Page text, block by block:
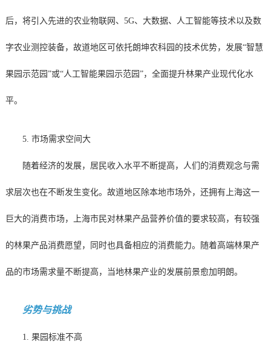
后，将引入先进的农业物联网、5G、大数据、人工智能等技术以及数
字农业测控装备，故道地区可依托朗坤农科园的技术优势，发展“智慧
果园示范园”或“人工智能果园示范园”，全面提升林果产业现代化水
平。
5. 市场需求空间大
随着经济的发展，居民收入水平不断提高，人们的消费观念与需
求层次也在不断发生变化。故道地区除本地市场外，还拥有上海这一
巨大的消费市场，上海市民对林果产品营养价值的要求较高，有较强
的林果产品消费愿望，同时也具备相应的消费能力。随着高端林果产
品的市场需求量不断提高，当地林果产业的发展前景愈加明朗。
劣势与挑战
1. 果园标准不高